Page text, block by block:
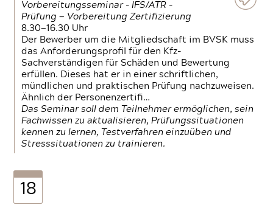
Vorbereitungsseminar - IFS/ATR -
Prüfung — Vorbereitung Zertifizierung
8.30—16.30 Uhr
Der Bewerber um die Mitgliedschaft im BVSK muss
das Anforderungsprofil für den Kfz-
Sachverständigen für Schäden und Bewertung
erfüllen. Dieses hat er in einer schriftlichen,
mündlichen und praktischen Prüfung nachzuweisen.
Ähnlich der Personenzertifi…
Das Seminar soll dem Teilnehmer ermöglichen, sein
Fachwissen zu aktualisieren, Prüfungssituationen
kennen zu lernen, Testverfahren einzuüben und
Stresssituationen zu trainieren.
18